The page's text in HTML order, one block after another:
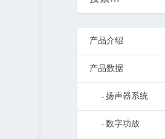
产品介绍
产品数据
扬声器系统
数字功放